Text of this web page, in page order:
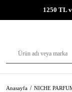
1250 TL
Anasayfa NICHE